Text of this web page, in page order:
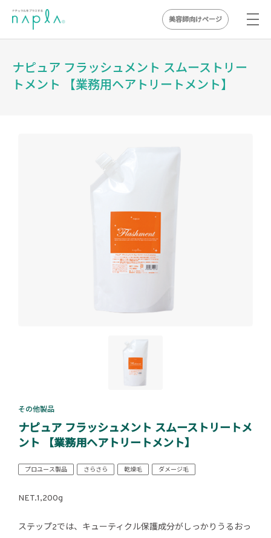
content
美容師向けページ
ナピュア フラッシュメント スムーストリー
トメント 【業務用ヘアトリートメント】
その他製品
ナピュア フラッシュメント スムーストリートメ
ント 【業務用ヘアトリートメント】
プロユース製品 さらさら 乾燥毛 ダメージ毛
NET.1,200g
ステップ2では、キューティクル保護成分がしっかりうるおっ